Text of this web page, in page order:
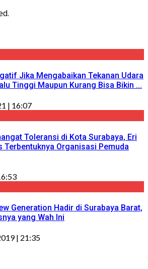
Jika Mengabaikan Tekanan Udara
Tinggi Maupun Kurang Bisa Bikin ...
| 16:07
Toleransi di Kota Surabaya, Eri
Terbentuknya Organisasi Pemuda
Generation Hadir di Surabaya Barat,
yang Wah Ini
| 21:35